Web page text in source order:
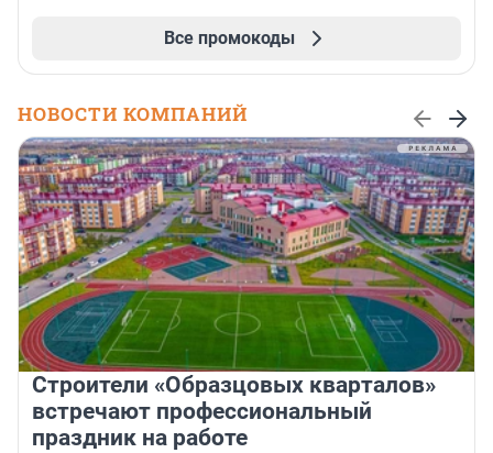
Все промокоды
НОВОСТИ КОМПАНИЙ
Строители «Образцовых кварталов»
встречают профессиональный
праздник на работе